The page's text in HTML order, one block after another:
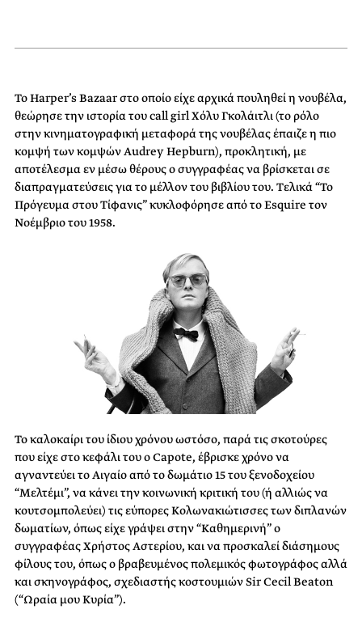
Το Harper’s Bazaar στο οποίο είχε αρχικά πουληθεί η νουβέλα,
θεώρησε την ιστορία του call girl Χόλυ Γκολάιτλι (το ρόλο
στην κινηματογραφική μεταφορά της νουβέλας έπαιζε η πιο
κομψή των κομψών Audrey Hepburn), προκλητική, με
αποτέλεσμα εν μέσω θέρους ο συγγραφέας να βρίσκεται σε
διαπραγματεύσεις για το μέλλον του βιβλίου του. Τελικά “Το
Πρόγευμα στου Τίφανις” κυκλοφόρησε από το Esquire τον
Νοέμβριο του 1958.
Το καλοκαίρι του ίδιου χρόνου ωστόσο, παρά τις σκοτούρες
που είχε στο κεφάλι του ο Capote, έβρισκε χρόνο να
αγναντεύει το Αιγαίο από το δωμάτιο 15 του ξενοδοχείου
“Μελτέμι”, να κάνει την κοινωνική κριτική του (ή αλλιώς να
κουτσομπολεύει) τις εύπορες Κολωνακιώτισσες των διπλανών
δωματίων, όπως είχε γράψει στην “Καθημερινή” ο
συγγραφέας Χρήστος Αστερίου, και να προσκαλεί διάσημους
φίλους του, όπως ο βραβευμένος πολεμικός φωτογράφος αλλά
και σκηνογράφος, σχεδιαστής κοστουμιών Sir Cecil Beaton
(“Ωραία μου Κυρία”).